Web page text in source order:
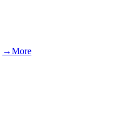
→More